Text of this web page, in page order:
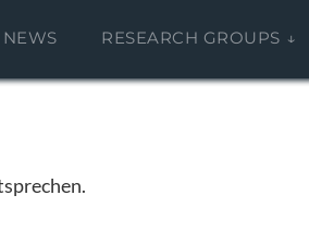
NEWS RESEARCH GROUPS